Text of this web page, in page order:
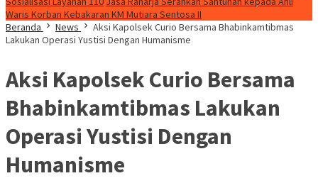
Waris Korban Kebakaran KM Mutiara Sentosa II
Beranda
News
Aksi Kapolsek Curio Bersama Bhabinkamtibmas
Lakukan Operasi Yustisi Dengan Humanisme
Aksi Kapolsek Curio Bersama
Bhabinkamtibmas Lakukan
Operasi Yustisi Dengan
Humanisme